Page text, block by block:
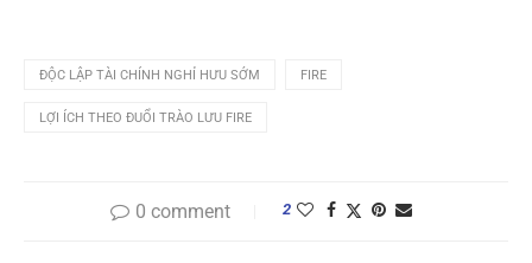
ĐỘC LẬP TÀI CHÍNH NGHỈ HƯU SỚM FIRE
LỢI ÍCH THEO ĐUỔI TRÀO LƯU FIRE
0 comment 2